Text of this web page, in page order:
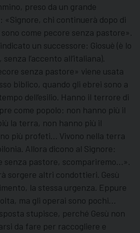
preso da un grande
chi continuerà dopo di
come pecore senza pastore».
un successore: Giosuè (è lo
l’accento all’italiana).
senza pastore» viene usata
biblico, quando gli ebrei sono a
dell’esilio. Hanno il terrore di
come popolo: non hanno più il
la terra, non hanno più il
più profeti… Vivono nella terra
Allora dicono al Signore:
senza pastore, scompariremo…».
sorgere altri condottieri. Gesù
la stessa urgenza. Eppure
ma gli operai sono pochi…
stupisce, perché Gesù non
da fare per raccogliere e